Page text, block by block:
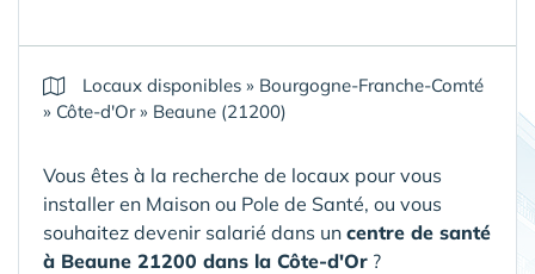
Locaux disponibles » Bourgogne-Franche-Comté
» Côte-d'Or» Beaune (21200)
Vous êtes à la recherche de locaux pour vous
installer en Maison ou Pole de Santé, ou vous
souhaitez devenir salarié dans un centre de santé
à Beaune 21200 dans la Côte-d'Or ?